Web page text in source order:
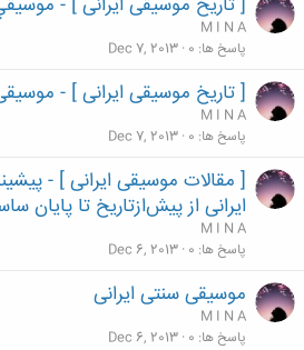
M I N A
پاسخ ها 0
Dec 7, 2013
[ تاریخ موسیقی ایرانی ] -
M I N A
پاسخ ها 0
Dec 7, 2013
[ مقالات موسیقی ایرانی ] -
ایرانی از پیش‌ازتاریخ تا پایان
M I N A
پاسخ ها 0
Dec 6, 2013
موسیقی سنتی ایرانی
M I N A
پاسخ ها 0
Dec 6, 2013